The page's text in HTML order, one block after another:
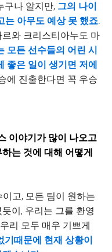
구나 알지만, 그의 나이
는 아무도 예상 못 했죠.
르와 크리스티아누도 마
모든 선수들의 어린 시
좋은 일이 생기면 저에
에 진출한다면 꼭 우승
이야기가 많이 나오고
는 것에 대해 어떻게
고, 모든 팀이 원하는
이, 우리는 그를 환영
리 모두 매우 기쁘게
기때문에 현재 상황이